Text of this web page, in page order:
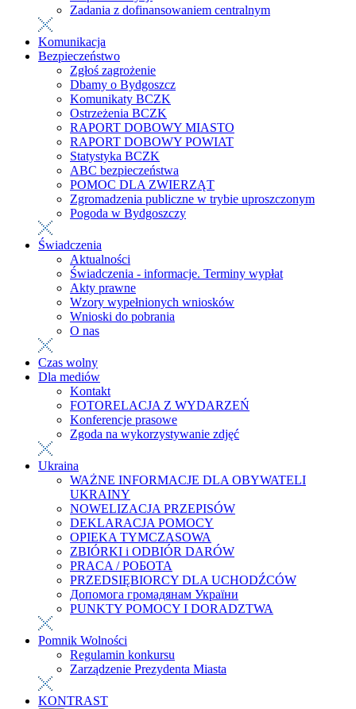
Zadania z dofinansowaniem centralnym
Komunikacja
Bezpieczeństwo
Zgłoś zagrożenie
Dbamy o Bydgoszcz
Komunikaty BCZK
Ostrzeżenia BCZK
RAPORT DOBOWY MIASTO
RAPORT DOBOWY POWIAT
Statystyka BCZK
ABC bezpieczeństwa
POMOC DLA ZWIERZĄT
Zgromadzenia publiczne w trybie uproszczonym
Pogoda w Bydgoszczy
Świadczenia
Aktualności
Świadczenia - informacje. Terminy wypłat
Akty prawne
Wzory wypełnionych wniosków
Wnioski do pobrania
O nas
Czas wolny
Dla mediów
Kontakt
FOTORELACJA Z WYDARZEŃ
Konferencje prasowe
Zgoda na wykorzystywanie zdjęć
Ukraina
WAŻNE INFORMACJE DLA OBYWATELI
UKRAINY
NOWELIZACJA PRZEPISÓW
DEKLARACJA POMOCY
OPIEKA TYMCZASOWA
ZBIÓRKI i ODBIÓR DARÓW
PRACA / РОБОТА
PRZEDSIĘBIORCY DLA UCHODŹCÓW
Допомога громадянам України
PUNKTY POMOCY I DORADZTWA
Pomnik Wolności
Regulamin konkursu
Zarządzenie Prezydenta Miasta
KONTRAST